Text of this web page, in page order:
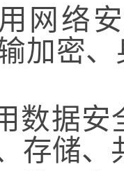
网络
加密
数据安
存储、